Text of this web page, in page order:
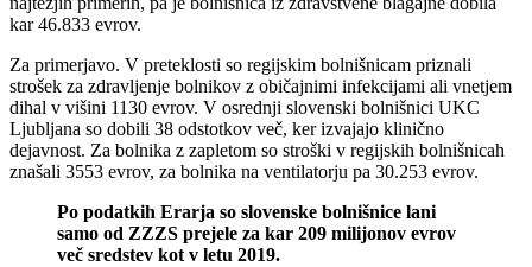
kar 46.833 evrov.
Za primerjavo. V preteklosti so regijskim bolnišnicam priznali
strošek za zdravljenje bolnikov z običajnimi infekcijami ali vnetjem
dihal v višini 1130 evrov. V osrednji slovenski bolnišnici UKC
Ljubljana so dobili 38 odstotkov več, ker izvajajo klinično
dejavnost. Za bolnika z zapletom so stroški v regijskih bolnišnicah
znašali 3553 evrov, za bolnika na ventilatorju pa 30.253 evrov.
Po podatkih Erarja so slovenske bolnišnice lani
samo od ZZZS prejele za kar 209 milijonov evrov
več sredstev kot v letu 2019.